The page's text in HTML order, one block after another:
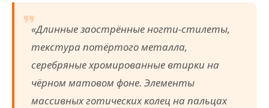
«Длинные заострённые ногти-стилеты,
текстура потёртого металла,
серебряные хромированные втирки на
чёрном матовом фоне. Элементы
массивных готических колец на пальцах